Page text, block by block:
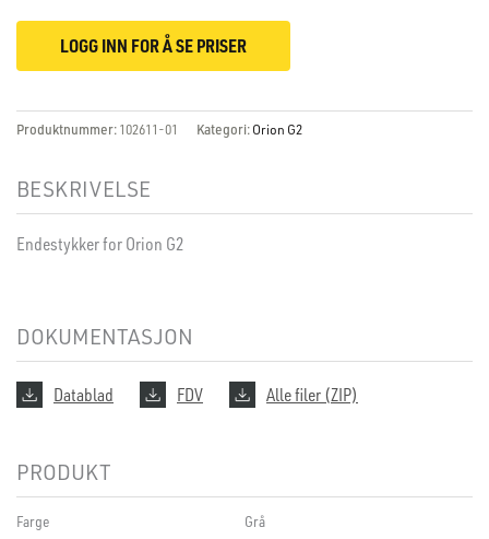
LOGG INN FOR Å SE PRISER
Produktnummer: 102611-01 Kategori: Orion G2
BESKRIVELSE
Endestykker for Orion G2
DOKUMENTASJON
Datablad FDV Alle filer (ZIP)
PRODUKT
Farge Grå